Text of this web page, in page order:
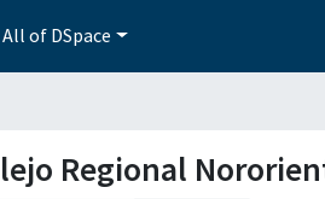
All of DSpace
Regional